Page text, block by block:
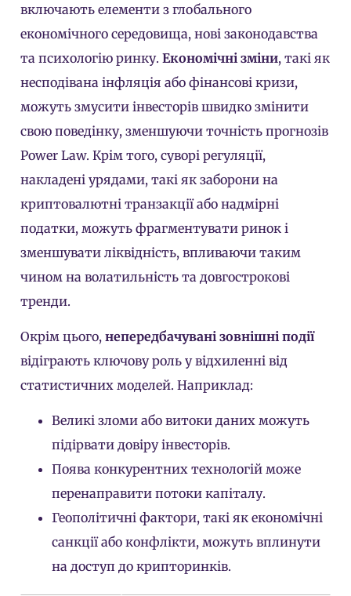
включають елементи з глобального
економічного середовища, нові законодавства
та психологію ринку. Економічні зміни, такі як
несподівана інфляція або фінансові кризи,
можуть змусити інвесторів швидко змінити
свою поведінку, зменшуючи точність прогнозів
Power Law. Крім того, суворі регуляції,
накладені урядами, такі як заборони на
криптовалютні транзакції або надмірні
податки, можуть фрагментувати ринок і
зменшувати ліквідність, впливаючи таким
чином на волатильність та довгострокові
тренди.
Окрім цього, непередбачувані зовнішні події
відіграють ключову роль у відхиленні від
статистичних моделей. Наприклад:
Великі зломи або витоки даних можуть
підірвати довіру інвесторів.
Поява конкурентних технологій може
перенаправити потоки капіталу.
Геополітичні фактори, такі як економічні
санкції або конфлікти, можуть вплинути
на доступ до крипторинків.